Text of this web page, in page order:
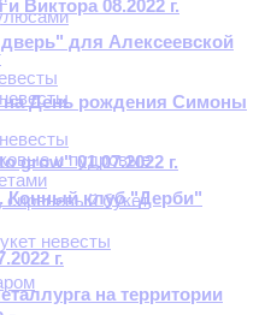
и пудровые
сиреневый букет
невесты
Виктора 08.2022 г.
для Алексеевской
на День рождения Симоны
01.07.2022 г.
Конный клуб "Дерби"
г.
на территории